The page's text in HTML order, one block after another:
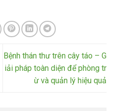
Bệnh thán thư trên cây táo – G
iải pháp toàn diện để phòng tr
ừ và quản lý hiệu quả